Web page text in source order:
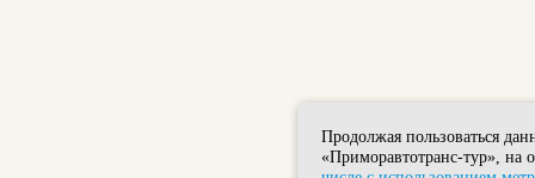
Продолжая пользоваться
«Приморавтотранс-тур», на